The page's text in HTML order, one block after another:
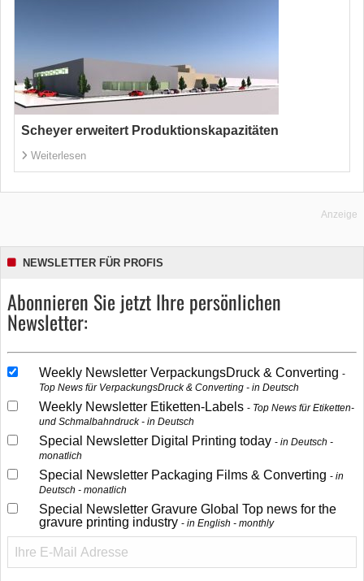
Scheyer erweitert Produktionskapazitäten
Weiterlesen
Anzeige
NEWSLETTER FÜR PROFIS
Abonnieren Sie jetzt Ihre persönlichen
Newsletter:
Weekly Newsletter VerpackungsDruck & Converting
Top News für VerpackungsDruck & Converting - in Deutsch
Weekly Newsletter Etiketten-Labels
Top News für Etiketten-
und Schmalbahndruck - in Deutsch
Special Newsletter Digital Printing today
in Deutsch -
monatlich
Special Newsletter Packaging Films & Converting
in
Deutsch - monatlich
Special Newsletter Gravure Global Top news for the
gravure printing industry
in English - monthly